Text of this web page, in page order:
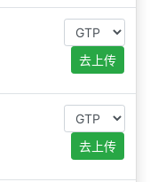
去上传
去上传